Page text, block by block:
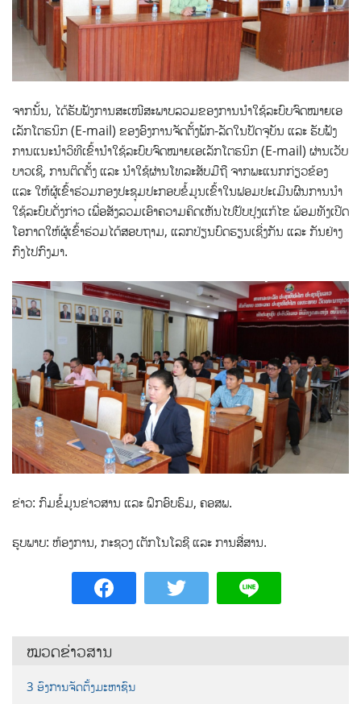
ຈາກນັ້ນ, ໄດ້ຮັບຟັງການສະເໜີສະພາບລວມຂອງການນຳໃຊ້ລະບົບຈົດໝາຍເອ
ເລັກໂຕຮນິກ (E-mail) ຂອງອົງການຈັດຕັ້ງພັກ-ລັດໃນປັດຈຸບັນ ແລະ ຮັບຟັງ
ການແນະນຳວິທີເຂົ້ານຳໃຊ້ລະບົບຈົດໝາຍເອເລັກໂຕຮນິກ (E-mail) ຜ່ານເວັບ
ບາວເຊີ, ການຕິດຕັ້ງ ແລະ ນຳໃຊ້ຜ່ານໂທລະສັບມືຖື ຈາກພະແນກກ່ຽວຂ້ອງ
ແລະ ໃຫ້ຜູ້ເຂົ້າຮ່ວມກອງປະຊຸມປະກອບຂໍ້ມູນເຂົ້າໃນຟອມປະເມີນຜົນການນຳ
ໃຊ້ລະບົບດັ່ງກ່າວ ເພື່ອສັງລວມເອົາຄວາມຄິດເຫັນໄປປັບປຸງແກ້ໄຂ ພ້ອມທັງເປີດ
ໂອກາດໃຫ້ຜູ້ເຂົ້າຮ່ວມໄດ້ສອບຖາມ, ແລກປ່ຽນບົດຮຽນເຊີ່ງກັນ ແລະ ກັນຢ່າງ
ກົງໄປກົງມາ.
ຂ່າວ: ກົມຂໍ້ມູນຂ່າວສານ ແລະ ຝຶກອົບຮົມ, ຄອສພ.
ຮູບພາບ: ຫ້ອງການ, ກະຊວງ ເຕັກໂນໂລຊີ ແລະ ການສື່ສານ.
ໝວດຂ່າວສານ
3 ອົງການຈັດຕັ້ງມະຫາຊົນ